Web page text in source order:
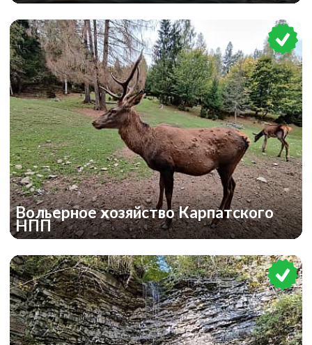
Вольерное хозяйство Карпатского
НПП